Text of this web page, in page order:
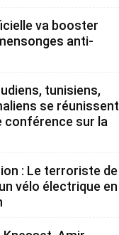
va booster
anti-
tunisiens,
se réunissent
conférence sur la
: Le terroriste de
vélo électrique en